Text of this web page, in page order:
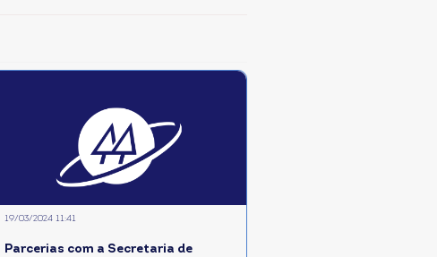
Parcerias com a Secretaria de
19/03/2024 11:41